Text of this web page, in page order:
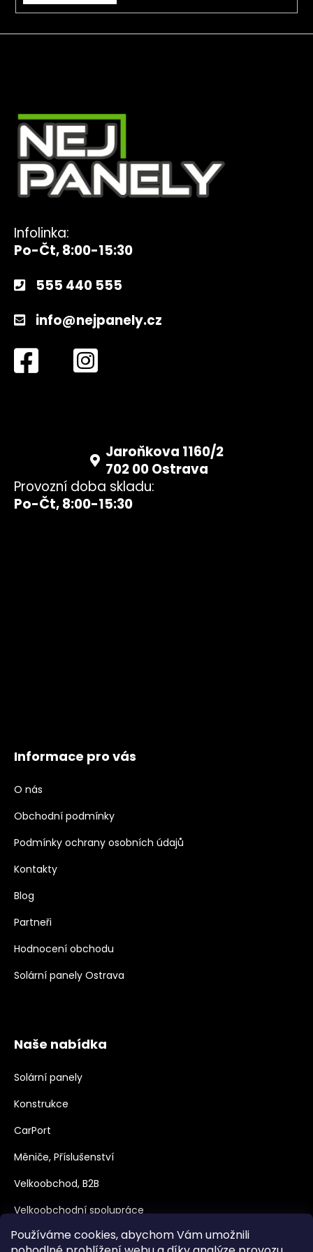
Používáme cookies, abychom Vám umožnili
Infolinka:
Po-Čt, 8:00-15:30
555 440 555
info@nejpanely.cz
Jaroňkova 1160/2
702 00 Ostrava
Provozní doba skladu:
Po-Čt, 8:00-15:30
Informace pro vás
O nás
Obchodní podmínky
Podmínky ochrany osobních údajů
Kontakty
Blog
Partneři
Hodnocení obchodu
Solární panely Ostrava
Naše nabídka
Solární panely
Konstrukce
CarPort
Měniče, Příslušenství
Velkoobchod, B2B
Velkoobchodní spolupráce
Dotace